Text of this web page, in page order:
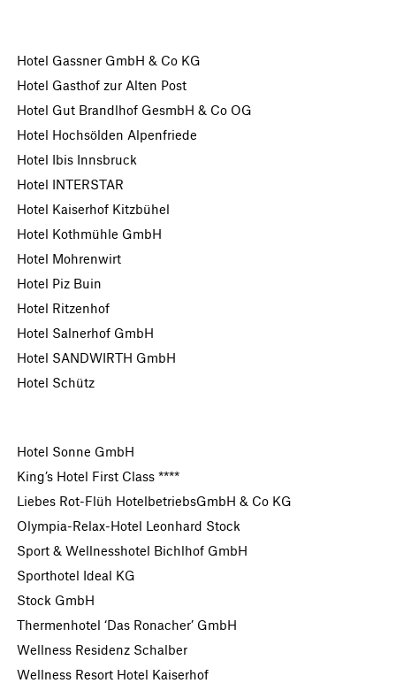
Hotel Gassner GmbH & Co KG
Hotel Gasthof zur Alten Post
Hotel Gut Brandlhof GesmbH & Co OG
Hotel Hochsölden Alpenfriede
Hotel Ibis Innsbruck
Hotel INTERSTAR
Hotel Kaiserhof Kitzbühel
Hotel Kothmühle GmbH
Hotel Mohrenwirt
Hotel Piz Buin
Hotel Ritzenhof
Hotel Salnerhof GmbH
Hotel SANDWIRTH GmbH
Hotel Schütz
Hotel Sonne GmbH
King’s Hotel First Class ****
Liebes Rot-Flüh HotelbetriebsGmbH & Co KG
Olympia-Relax-Hotel Leonhard Stock
Sport & Wellnesshotel Bichlhof GmbH
Sporthotel Ideal KG
Stock GmbH
Thermenhotel ‘Das Ronacher’ GmbH
Wellness Residenz Schalber
Wellness Resort Hotel Kaiserhof